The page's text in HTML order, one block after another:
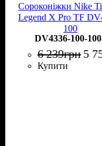
Сороконіжки Nike
Legend X Pro TF
100
DV4336-100-
6 239грн 5
Купити